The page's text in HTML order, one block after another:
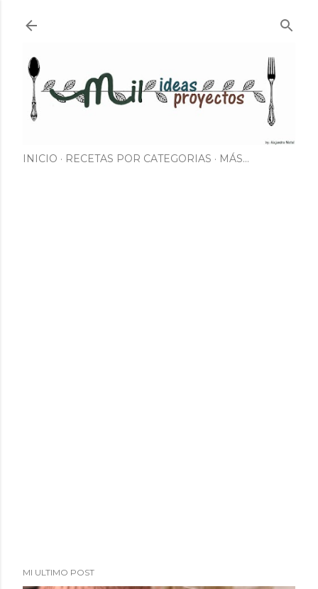
INICIO RECETAS POR CATEGORIAS MÁS…
MI ULTIMO POST